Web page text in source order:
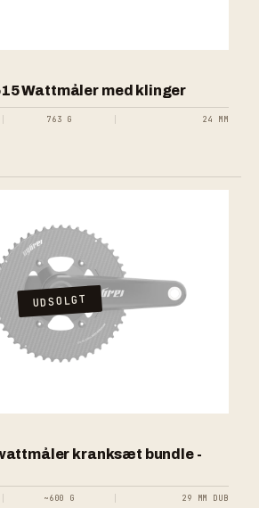
Wattmåler med klinger
763 G 24 MM
UDSOLGT
kranksæt bundle -
~600 G 29 MM DUB